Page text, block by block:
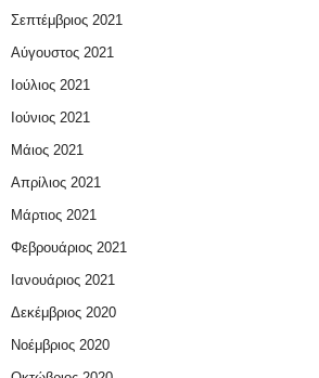
Σεπτέμβριος 2021
Αύγουστος 2021
Ιούλιος 2021
Ιούνιος 2021
Μάιος 2021
Απρίλιος 2021
Μάρτιος 2021
Φεβρουάριος 2021
Ιανουάριος 2021
Δεκέμβριος 2020
Νοέμβριος 2020